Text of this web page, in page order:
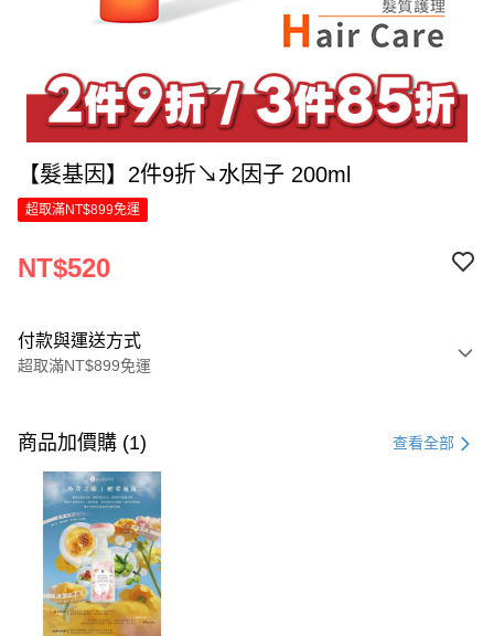
【髮基因】2件9折↘水因子 200ml
超取滿NT$899免運
NT$520
付款與運送方式
超取滿NT$899免運
信用卡一次付款
LINE Pay
Apple Pay
街口支付
悠遊付
商品加價購 (1) 查看全部